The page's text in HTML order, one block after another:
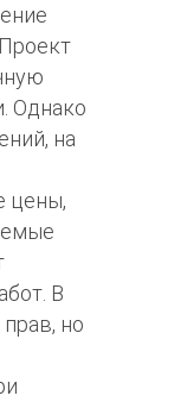
Однако
на
цены,
В
но